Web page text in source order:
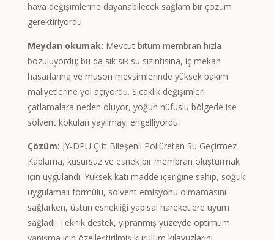
hava değişimlerine dayanabilecek sağlam bir çözüm
gerektiriyordu.
Meydan okumak: Mevcut bitüm membran hızla
bozuluyordu; bu da sık sık su sızıntısına, iç mekan
hasarlarına ve muson mevsimlerinde yüksek bakım
maliyetlerine yol açıyordu. Sıcaklık değişimleri
çatlamalara neden oluyor, yoğun nüfuslu bölgede ise
solvent kokuları yayılmayı engelliyordu.
Çözüm: JY-DPU Çift Bileşenli Poliüretan Su Geçirmez
Kaplama, kusursuz ve esnek bir membran oluşturmak
için uygulandı. Yüksek katı madde içeriğine sahip, soğuk
uygulamalı formülü, solvent emisyonu olmamasını
sağlarken, üstün esnekliği yapısal hareketlere uyum
sağladı. Teknik destek, yıpranmış yüzeyde optimum
English (UK)
English (New Zealand)
Portuguese (Portugal)
Spanish (Mexico)
Spanish (Colombia)
Spanish (Chile)
Spanish (Ecuador)
Romanian
Tagalog